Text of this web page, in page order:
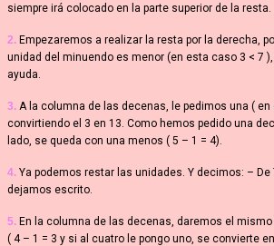
siempre irá colocado en la parte superior de la resta.
2. Empezaremos a realizar la resta por la derecha,
unidad del minuendo es menor (en esta caso 3 < 7
ayuda.
3. A la columna de las decenas, le pedimos una ( en
convirtiendo el 3 en 13. Como hemos pedido una
lado, se queda con una menos ( 5 – 1 = 4).
4. Ya podemos restar las unidades. Y decimos: – De
dejamos escrito.
5. En la columna de las decenas, daremos el
( 4 – 1 = 3 y si al cuatro le pongo uno, se convierte en